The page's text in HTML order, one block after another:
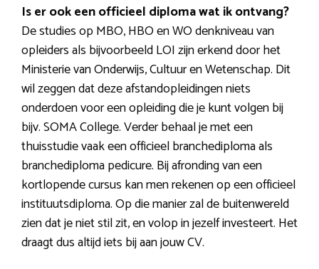
Is er ook een officieel diploma wat ik ontvang?
De studies op MBO, HBO en WO denkniveau van
opleiders als bijvoorbeeld LOI zijn erkend door het
Ministerie van Onderwijs, Cultuur en Wetenschap. Dit
wil zeggen dat deze afstandopleidingen niets
onderdoen voor een opleiding die je kunt volgen bij
bijv. SOMA College. Verder behaal je met een
thuisstudie vaak een officieel branchediploma als
branchediploma pedicure. Bij afronding van een
kortlopende cursus kan men rekenen op een officieel
instituutsdiploma. Op die manier zal de buitenwereld
zien dat je niet stil zit, en volop in jezelf investeert. Het
draagt dus altijd iets bij aan jouw CV.